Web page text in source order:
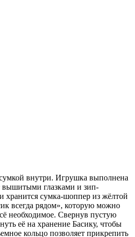
внутри. Игрушка выполнена
вышитыми глазками и зип-
сумка-шоппер из жёлтой
всегда рядом», которую можно
необходимое. Свернув пустую
её на хранение Басику, чтобы
кольцо позволяет прикрепить